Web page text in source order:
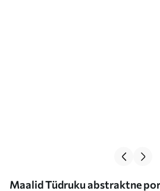
Maalid Tüdruku abstraktne